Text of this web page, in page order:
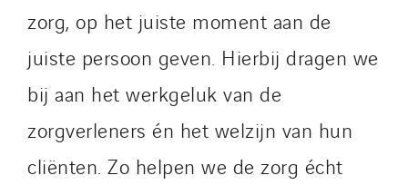
zorg, op het juiste moment aan de
juiste persoon geven. Hierbij dragen we
bij aan het werkgeluk van de
zorgverleners én het welzijn van hun
cliënten. Zo helpen we de zorg écht
SITES PAYS
Austria
Belgium
Czech Republic
Danemark